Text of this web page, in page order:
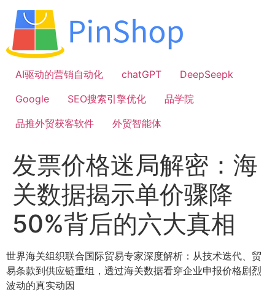
容
AI驱动的营销自动化
chatGPT
DeepSeepk
Google
SEO搜索引擎优化
品学院
品推外贸获客软件
外贸智能体
发票价格迷局解密：海
关数据揭示单价骤降
50%背后的六大真相
世界海关组织联合国际贸易专家深度解析：从技术迭代、贸
易条款到供应链重组，透过海关数据看穿企业申报价格剧烈
波动的真实动因